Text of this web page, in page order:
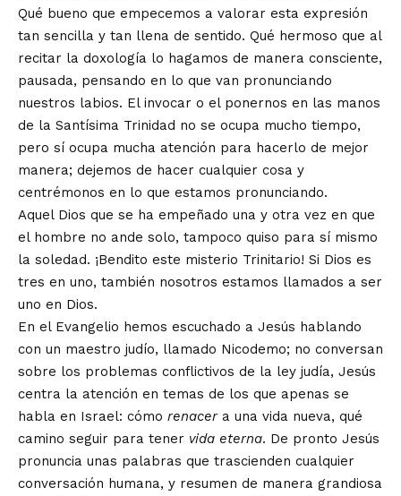
Qué bueno que empecemos a valorar esta expresión
tan sencilla y tan llena de sentido. Qué hermoso que al
recitar la doxología lo hagamos de manera consciente,
pausada, pensando en lo que van pronunciando
nuestros labios. El invocar o el ponernos en las manos
de la Santísima Trinidad no se ocupa mucho tiempo,
pero sí ocupa mucha atención para hacerlo de mejor
manera; dejemos de hacer cualquier cosa y
centrémonos en lo que estamos pronunciando.
Aquel Dios que se ha empeñado una y otra vez en que
el hombre no ande solo, tampoco quiso para sí mismo
la soledad. ¡Bendito este misterio Trinitario! Si Dios es
tres en uno, también nosotros estamos llamados a ser
uno en Dios.
En el Evangelio hemos escuchado a Jesús hablando
con un maestro judío, llamado Nicodemo; no conversan
sobre los problemas conflictivos de la ley judía, Jesús
centra la atención en temas de los que apenas se
habla en Israel: cómo renacer a una vida nueva, qué
camino seguir para tener vida eterna. De pronto Jesús
pronuncia unas palabras que trascienden cualquier
conversación humana, y resumen de manera grandiosa